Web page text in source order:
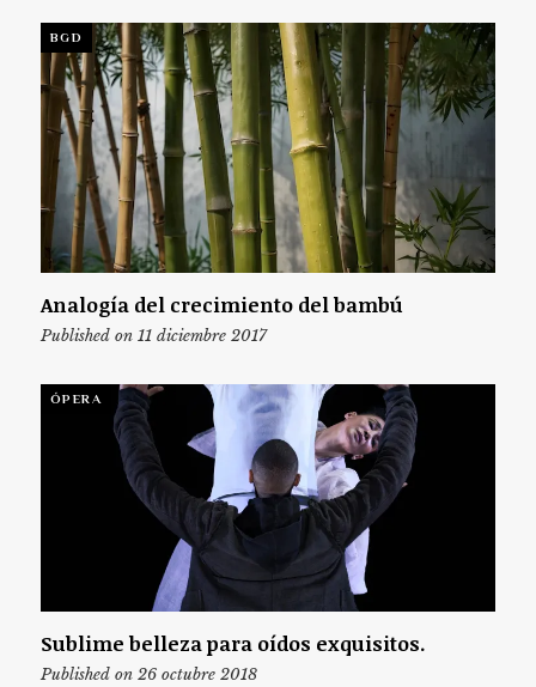
BGD
Analogía del crecimiento del bambú
Published on 11 diciembre 2017
ÓPERA
Sublime belleza para oídos exquisitos.
Published on 26 octubre 2018